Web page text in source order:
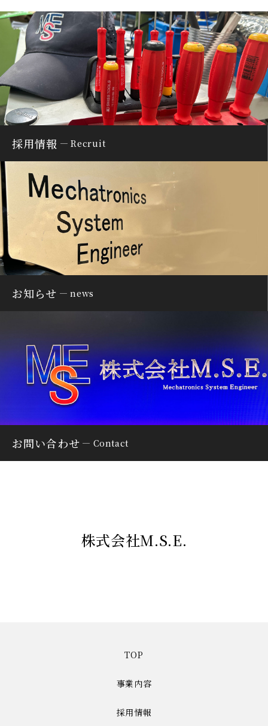
採用情報 Recruit
お知らせ news
お問い合わせ Contact
株式会社M.S.E.
TOP
事業内容
採用情報